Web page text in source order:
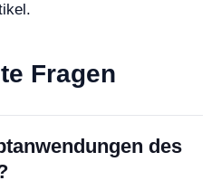
Fragen
des